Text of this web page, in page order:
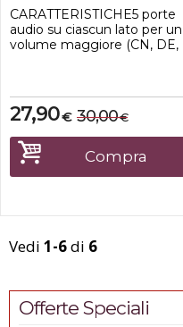
CARATTERISTICHE5 porte
audio su ciascun lato per un
volume maggiore (CN, DE,
inossidabileImpugnatura
sintetica
DIMENSIONEpiccoloCOLO
RENero
€
27,90 €
30,00
Compra
Vedi 1-6di 6
Offerte Speciali